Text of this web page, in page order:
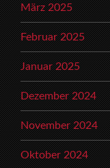
März 2025
Februar 2025
Januar 2025
Dezember 2024
November 2024
Oktober 2024